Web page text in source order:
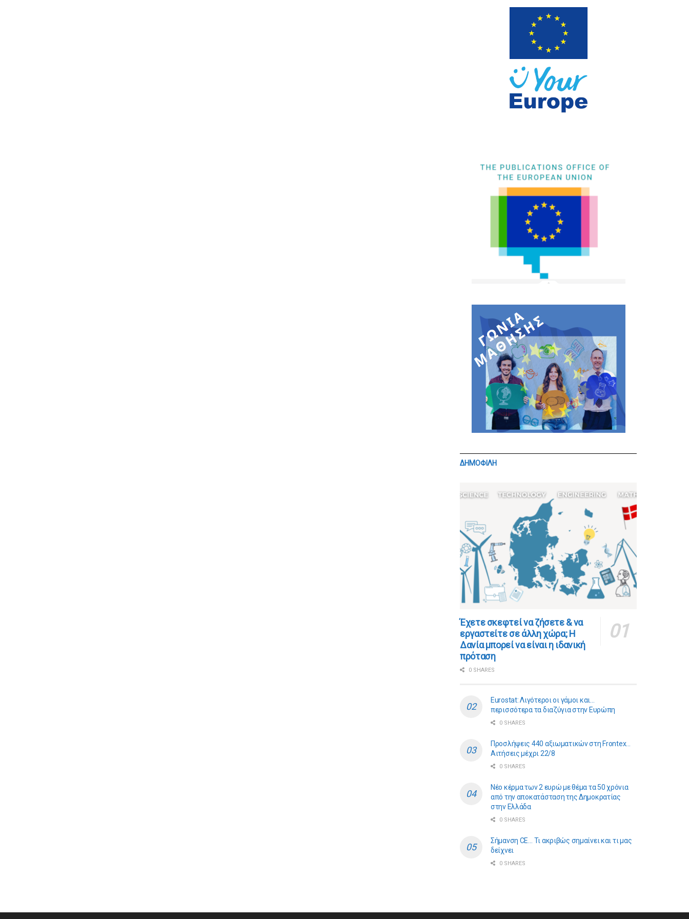
ΔΗΜΟΦΙΛΗ
​​Έχετε σκεφτεί να ζήσετε & να
εργαστείτε σε άλλη χώρα; Η
Δανία μπορεί να είναι η ιδανική
πρόταση
0 SHARES
Eurostat: Λιγότεροι οι γάμοι και…
περισσότερα τα διαζύγια στην Ευρώπη
0 SHARES
Προσλήψεις 440 αξιωματικών στη Frontex…
Αιτήσεις μέχρι 22/8
0 SHARES
Νέο κέρμα των 2 ευρώ με θέμα τα 50 χρόνια
από την αποκατάσταση της Δημοκρατίας
στην Ελλάδα
0 SHARES
Σήμανση CE… Τι ακριβώς σημαίνει και τι μας
δείχνει
0 SHARES